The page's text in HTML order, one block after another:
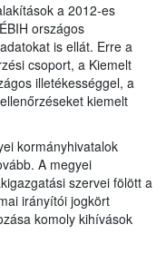
a 2012-es
országos
is ellát. Erre a
csoport, a Kiemelt
illetékességgel, a
kiemelt
kormányhivatalok
A megyei
szervei fölött a
irányítói jogkört
komoly kihívások